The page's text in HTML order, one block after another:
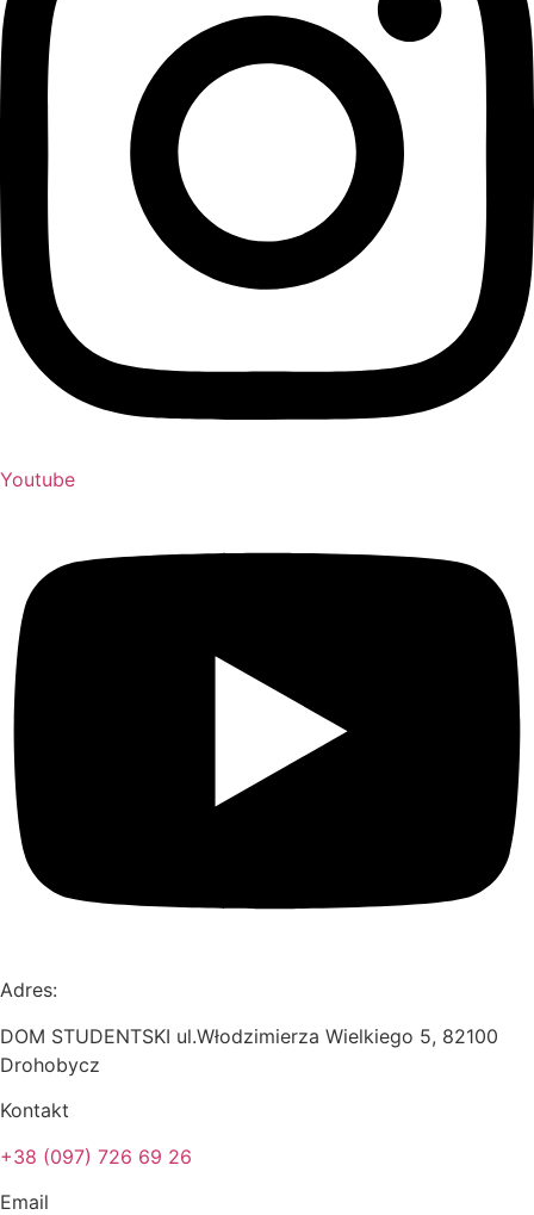
Youtube
Adres:
DOM STUDENTSKI ul.Włodzimierza Wielkiego 5, 82100
Drohobycz
Kontakt
+38 (097) 726 69 26
Email